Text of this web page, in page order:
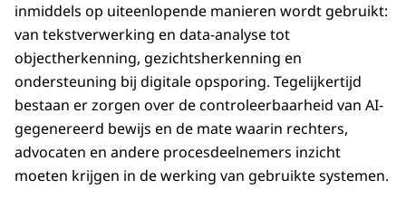
inmiddels op uiteenlopende manieren wordt gebruikt:
van tekstverwerking en data-analyse tot
objectherkenning, gezichtsherkenning en
ondersteuning bij digitale opsporing. Tegelijkertijd
bestaan er zorgen over de controleerbaarheid van AI-
gegenereerd bewijs en de mate waarin rechters,
advocaten en andere procesdeelnemers inzicht
moeten krijgen in de werking van gebruikte systemen.